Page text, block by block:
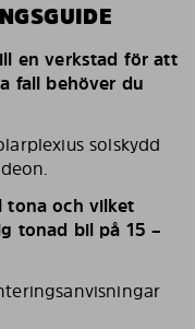
en verkstad för att
fall behöver du
solskydd
tona och vilket
tonad bil på 15 –